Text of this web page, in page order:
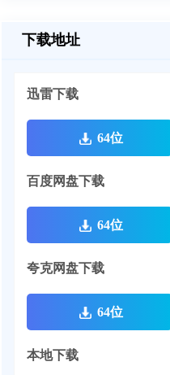
下载地址
迅雷下载
64位
百度网盘下载
64位
夸克网盘下载
64位
本地下载